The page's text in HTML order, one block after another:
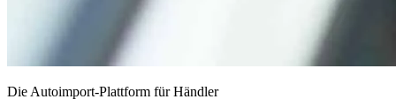
Die Autoimport-Plattform für Händler